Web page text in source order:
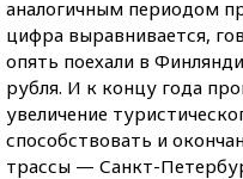
аналогичным периодом
цифра выравнивается,
опять поехали в
рубля. И к концу года
увеличение
способствовать и
трассы — Санкт-